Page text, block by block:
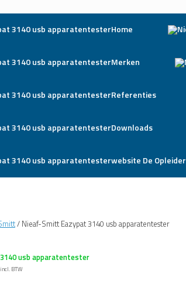
Home
Merken
Referenties
Downloads
website De Opleider
/ Nieaf-Smitt Eazypat 3140 usb apparatentester
usb apparatentester
incl. BTW